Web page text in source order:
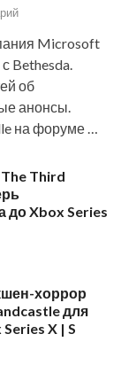
Microsoft
Bethesda.
об
анонсы.
на форуме …
Third
до Xbox Series
хоррор
для
X | S